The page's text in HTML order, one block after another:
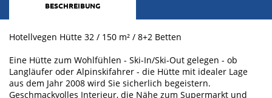
BESCHREIBUNG
Hotellvegen Hütte 32 / 150 m² / 8+2 Betten
Eine Hütte zum Wohlfühlen - Ski-In/Ski-Out gelegen - ob
Langläufer oder Alpinskifahrer - die Hütte mit idealer Lage
aus dem Jahr 2008 wird Sie sicherlich begeistern.
Geschmackvolles Interieur, die Nähe zum Supermarkt und